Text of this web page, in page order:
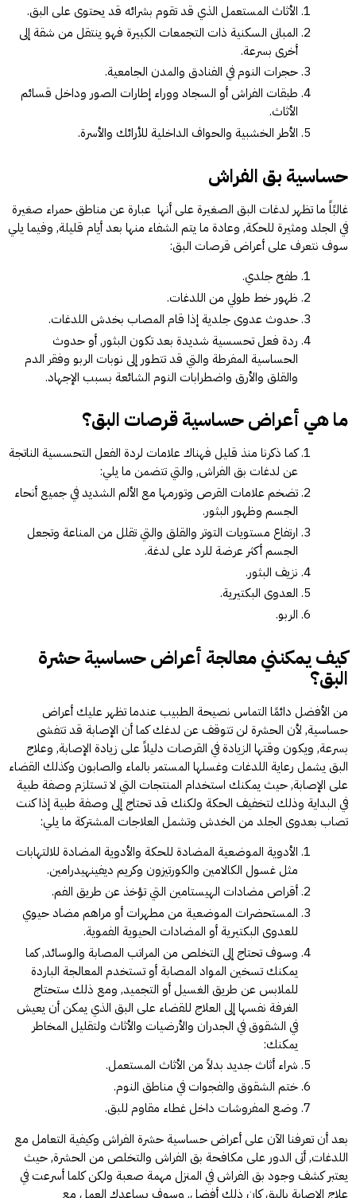
الأثاث المستعمل الذي قد تقوم بشرائه قد يحتوى على البق.
المبانى السكنية ذات التجمعات الكبيرة فهو ينتقل من شقة إلى
أخرى بسرعة.
حجرات النوم في الفنادق والمدن الجامعية.
طبقات الفراش أو السجاد ووراء إطارات الصور وداخل قسائم
الأثاث.
الأطر الخشبية والحواف الداخلية للأرائك والأسرة.
حساسية بق الفراش
غالبًاً ما تظهر لدغات البق الصغيرة على أنها عبارة عن مناطق حمراء صغيرة
في الجلد ومثيرة للحكة, وعادة ما يتم الشفاء منها بعد أيام قليلة, وفيما يلي
سوف نتعرف على أعراض قرصات البق:
طفح جلدي.
ظهور خط طولي من اللدغات.
حدوث عدوى جلدية إذا قام المصاب بخدش اللدغات.
ردة فعل تحسسية شديدة بعد تكون البثور, أو حدوث
الحساسية المفرطة والتي قد تتطور إلى نوبات الربو وفقر الدم
والقلق والأرق واضطرابات النوم الشائعة بسبب الإجهاد.
ما هي أعراض حساسية قرصات البق؟
كما ذكرنا منذ قليل فهناك علامات لردة الفعل التحسسية الناتجة
عن لدغات بق الفراش, والتي تتضمن ما يلي:
تضخم علامات القرص وتورمها مع الألم الشديد في جميع أنحاء
الجسم وظهور البثور.
ارتفاع مستويات التوتر والقلق والتي تقلل من المناعة وتجعل
الجسم أكثر عرضة للرد على لدغة.
نزيف البثور.
العدوى البكتيرية.
الربو.
كيف يمكنني معالجة أعراض حساسية حشرة
البق؟
من الأفضل دائمًا التماس نصيحة الطبيب عندما تظهر عليك أعراض
حساسية, لأن الحشرة لن تتوقف عن لدغك كما أن الإصابة قد تتفشى
بسرعة, ويكون وقتها الزيادة في القرصات دليلاً على زيادة الإصابة, وعلاج
البق يشمل رعاية اللدغات وغسلها المستمر بالماء والصابون وكذلك القضاء
على الإصابة, حيث يمكنك استخدام المنتجات التي لا تستلزم وصفة طبية
في البداية وذلك لتخفيف الحكة ولكنك قد تحتاج إلى وصفة طبية إذا كنت
تصاب بعدوى الجلد من الخدش وتشمل العلاجات المشتركة ما يلي:
الأدوية الموضعية المضادة للحكة والأدوية المضادة للالتهابات
مثل غسول الكالامين والكورتيزون وكريم ديفينهيدرامين.
أقراص مضادات الهيستامين التي تؤخذ عن طريق الفم.
المستحضرات الموضعية من مطهرات أو مراهم مضاد حيوي
للعدوى البكتيرية أو المضادات الحيوية الفموية.
وسوف تحتاج إلى التخلص من المراتب المصابة والوسائد, كما
يمكنك تسخين المواد المصابة أو تستخدم المعالجة الباردة
للملابس عن طريق الغسيل أو التجميد, ومع ذلك ستحتاج
الغرفة نفسها إلى العلاج للقضاء على البق الذي يمكن أن يعيش
في الشقوق في الجدران والأرضيات والأثاث ولتقليل المخاطر
يمكنك:
شراء أثاث جديد بدلاً من الأثاث المستعمل.
ختم الشقوق والفجوات في مناطق النوم.
وضع المفروشات داخل غطاء مقاوم للبق.
بعد أن تعرفنا الآن على أعراض حساسية حشرة الفراش وكيفية التعامل مع
اللدغات, أتى الدور على مكافحة بق الفراش والتخلص من الحشرة, حيث
يعتبر كشف وجود بق الفراش في المنزل مهمة صعبة ولكن كلما أسرعت في
علاج الإصابة بالبق كان ذلك أفضل, وسوف يساعدك العمل مع